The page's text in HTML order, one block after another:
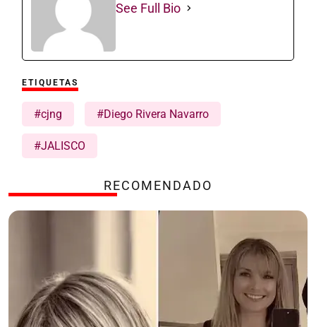
See Full Bio
ETIQUETAS
#cjng #Diego Rivera Navarro
#JALISCO
RECOMENDADO